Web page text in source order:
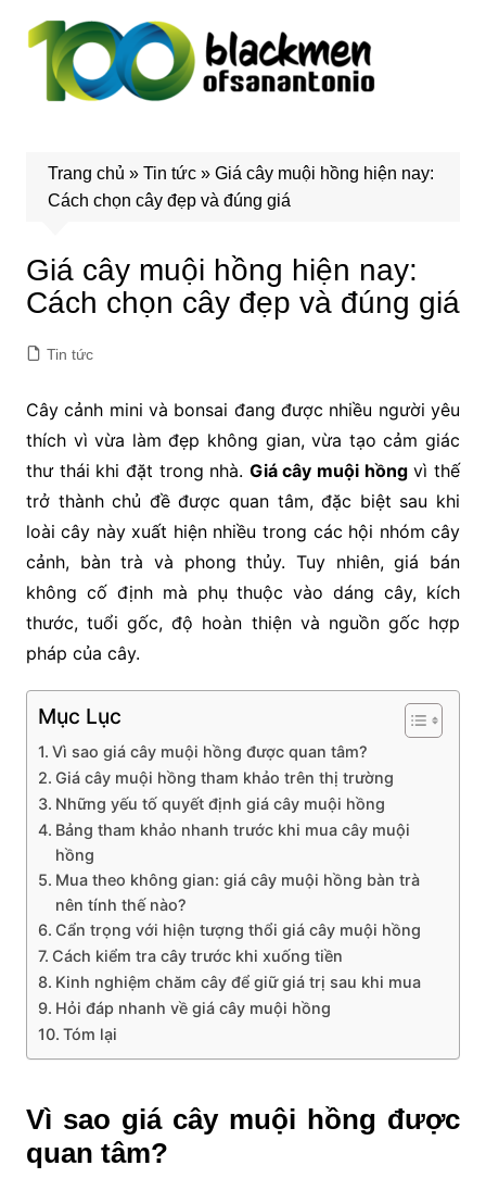
Trang chủ » Tin tức» Giá cây muội hồng hiện nay:
Cách chọn cây đẹp và đúng giá
Giá cây muội hồng hiện nay:
Cách chọn cây đẹp và đúng giá
Tin tức
Cây cảnh mini và bonsai đang được nhiều người yêu
thích vì vừa làm đẹp không gian, vừa tạo cảm giác
thư thái khi đặt trong nhà. Giá cây muội hồngvì thế
trở thành chủ đề được quan tâm, đặc biệt sau khi
loài cây này xuất hiện nhiều trong các hội nhóm cây
cảnh, bàn trà và phong thủy. Tuy nhiên, giá bán
không cố định mà phụ thuộc vào dáng cây, kích
thước, tuổi gốc, độ hoàn thiện và nguồn gốc hợp
pháp của cây.
Mục Lục
Vì sao giá cây muội hồng được quan tâm?
Giá cây muội hồng tham khảo trên thị trường
Những yếu tố quyết định giá cây muội hồng
Bảng tham khảo nhanh trước khi mua cây muội
hồng
Mua theo không gian: giá cây muội hồng bàn trà
nên tính thế nào?
Cẩn trọng với hiện tượng thổi giá cây muội hồng
Cách kiểm tra cây trước khi xuống tiền
Kinh nghiệm chăm cây để giữ giá trị sau khi mua
Hỏi đáp nhanh về giá cây muội hồng
Tóm lại
Vì sao giá cây muội hồng được
quan tâm?